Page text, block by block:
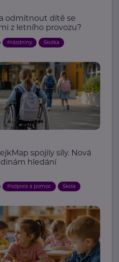
odmítnout dítě se
z letního provozu?
Prázdniny Školka
spojily síly. Nová
hledání
Podpora a pomoc Škola